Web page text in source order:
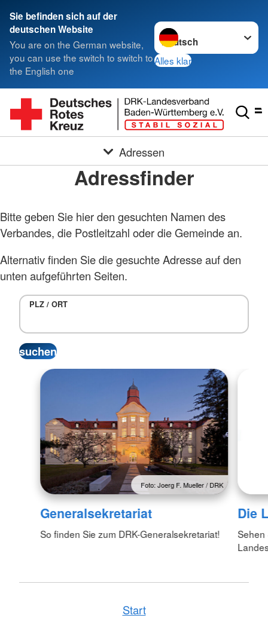
Sie befinden sich auf der
deutschen Website
You are on the German website,
you can use the switch to switch to
the English one
Sprache wechseln zu
Alles klar
Adressen
Adressfinder
Bitte geben Sie hier den gesuchten Namen des
Verbandes, die Postleitzahl oder die Gemeinde an.
Alternativ finden Sie die gesuchte Adresse auf den
unten aufgeführten Seiten.
PLZ / ORT
Foto: Joerg F. Mueller / DRK
Generalsekretariat
So finden Sie zum DRK-Generalsekretariat!
Die
Sehen
Start